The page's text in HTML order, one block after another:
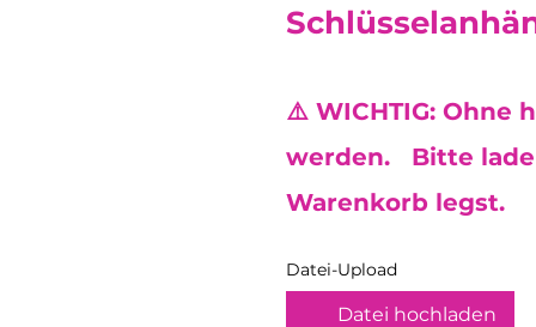
⚠️ WICHTIG: Ohne
werden. Bitte lade
Warenkorb legst.
Datei-Upload
Datei hochladen